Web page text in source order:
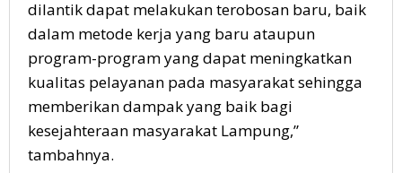
dilantik dapat melakukan terobosan baru, baik
dalam metode kerja yang baru ataupun
program-program yang dapat meningkatkan
kualitas pelayanan pada masyarakat sehingga
memberikan dampak yang baik bagi
kesejahteraan masyarakat Lampung,”
tambahnya.